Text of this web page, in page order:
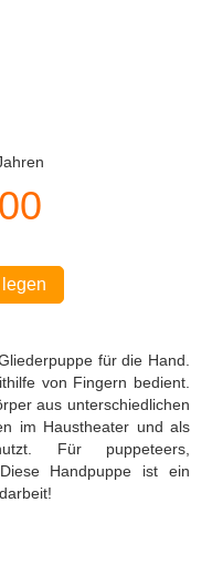
legen
für die Hand.
von Fingern bedient.
aus unterschiedlichen
im Haustheater und als
Für puppeteers,
Handpuppe ist ein